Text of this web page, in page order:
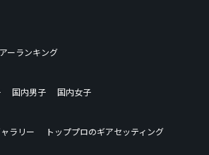
ーランキング
国内男子
国内女子
ラリー
トッププロのギアセッティング